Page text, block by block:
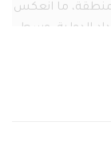
ما انعكس
الدولية، وسط
إلى زيادة زمن